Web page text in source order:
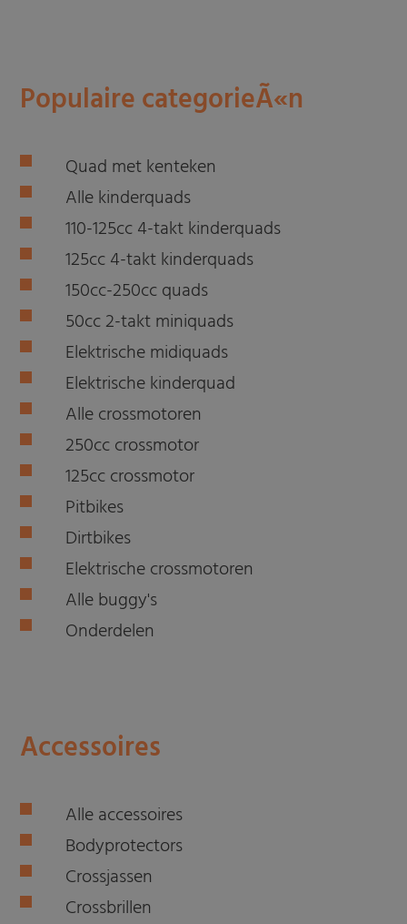
Populaire categorieÃ«n
Quad met kenteken
Alle kinderquads
110-125cc 4-takt kinderquads
125cc 4-takt kinderquads
150cc-250cc quads
50cc 2-takt miniquads
Elektrische midiquads
Elektrische kinderquad
Alle crossmotoren
250cc crossmotor
125cc crossmotor
Pitbikes
Dirtbikes
Elektrische crossmotoren
Alle buggy's
Onderdelen
Accessoires
Alle accessoires
Bodyprotectors
Crossjassen
Crossbrillen